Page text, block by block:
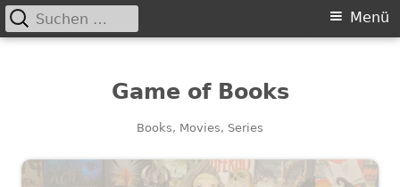
Game of Books
Books, Movies, Series
Primäres
Menü
Suchen
nach: